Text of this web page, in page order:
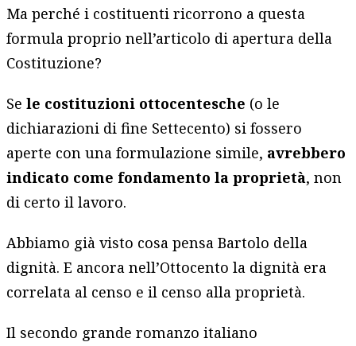
Ma perché i costituenti ricorrono a questa
formula proprio nell’articolo di apertura della
Costituzione?
Sele costituzioni ottocentesche (o le
dichiarazioni di fine Settecento) si fossero
aperte con una formulazione simile, avrebbero
indicato come fondamento la proprietà, non
di certo il lavoro.
Abbiamo già visto cosa pensa Bartolo della
dignità. E ancora nell’Ottocento la dignità era
correlata al censo e il censo alla proprietà.
Il secondo grande romanzo italiano